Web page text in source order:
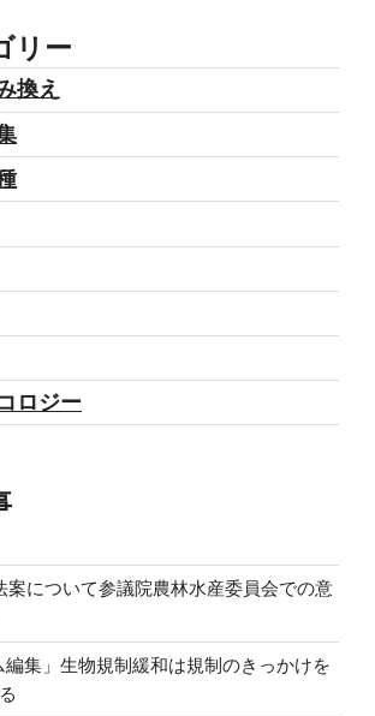
リー
換え
ロジー
案について参議院農林水産委員会での意
編集」生物規制緩和は規制のきっかけを